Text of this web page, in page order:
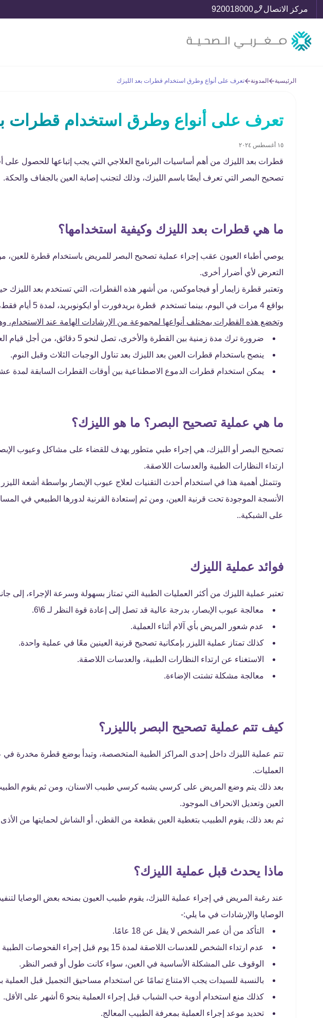
مركز الاتصال 920018000
الرئيسية المدونة تعرف على أنواع وطرق استخدام قطرات بعد الليزك
تعرف على أنواع وطرق استخدام قطرات
١٥ أغسطس ٢٠٢٤
قطرات بعد الليزك من أهم أساسيات البرنامج العلاجي التي يجب إتباعها للحصول على
تصحيح البصر التي تعرف أيضًا باسم الليزك، وذلك لتجنب إصابة العين بالجفاف والحكة.
ما هي قطرات بعد الليزك وكيفية استخدامها؟
يوصي أطباء العيون عقب إجراء عملية تصحيح البصر للمريض باستخدام قطرة للعين،
التعرض لأي أضرار أخرى.
وتعتبر قطرة زايمار أو فيجاموكس، من أشهر هذه القطرات، التي تستخدم بعد الليزك
بواقع 4 مرات في اليوم، بينما تستخدم قطرة بريدفورت أو ايكونوبريد، لمدة 5 أيام فقط، بواقع 4 مرات في اليوم.
وتخضع هذه القطرات بمختلف أنواعها لمجموعة من الإرشادات الهامة عند الاستخدام،
ضرورة ترك مدة زمنية بين القطرة والأخرى، تصل لنحو 5 دقائق، من أجل قيام العين بامتصاصها.
ينصح باستخدام قطرات العين بعد الليزك بعد تناول الوجبات الثلاث وقبل النوم.
يمكن استخدام قطرات الدموع الاصطناعية بين أوقات القطرات السابقة لمدة
ما هي عملية تصحيح البصر ؟ ما هو الليزك؟
تصحيح البصر أو الليزك، هي إجراء طبي متطور يهدف للقضاء على مشاكل وعيوب
ارتداء النظارات الطبية والعدسات اللاصقة.
وتتمثل أهمية هذا في استخدام أحدث التقنيات لعلاج عيوب الإبصار بواسطة أشعة
الأنسجة الموجودة تحت قرنية العين، ومن ثم إستعادة القرنية لدورها الطبيعي في
على الشبكية..
فوائد عملية الليزك
تعتبر عملية الليزك من أكثر العمليات الطبية التي تمتاز بسهولة وسرعة الإجراء، إلى
معالجة عيوب الإبصار، بدرجة عالية قد تصل إلى إعادة قوة النظر لـ 6\6.
عدم شعور المريض بأي آلام أثناء العملية.
كذلك تمتاز عملية الليزر بإمكانية تصحيح قرنية العينين معًا في عملية واحدة.
الاستغناء عن ارتداء النظارات الطبية، والعدسات اللاصقة.
معالجة مشكلة تشتت الإضاءة.
كيف تتم عملية تصحيح البصر بالليزر؟
تتم عملية الليزك داخل إحدى المراكز الطبية المتخصصة، وتبدأ بوضع قطرة مخدرة
العمليات.
بعد ذلك يتم وضع المريض على كرسي يشبه كرسي طبيب الاسنان، ومن ثم يقوم الطبيب
العين وتعديل الانحراف الموجود.
ثم بعد ذلك، يقوم الطبيب بتغطية العين بقطعة من القطن، أو الشاش لحمايتها من الأذى لمدة
ماذا يحدث قبل عملية الليزك؟
عند رغبة المريض في إجراء عملية الليزك، يقوم طبيب العيون بمنحه بعض الوصايا
الوصايا والإرشادات في ما يلي:-
التأكد من أن عمر الشخص لا يقل عن 18 عامًا.
عدم ارتداء الشخص للعدسات اللاصقة لمدة 15 يوم قبل إجراء الفحوصات الطبية اللازمة.
الوقوف على المشكلة الأساسية في العين، سواء كانت طول أو قصر النظر.
بالنسبة للسيدات يجب الامتناع تمامًا عن استخدام مساحيق التجميل قبل العملية بمدة لا تقل عن
كذلك منع استخدام أدوية حب الشباب قبل إجراء العملية بنحو 6 أشهر على الأقل.
تحديد موعد إجراء العملية بمعرفة الطبيب المعالج.